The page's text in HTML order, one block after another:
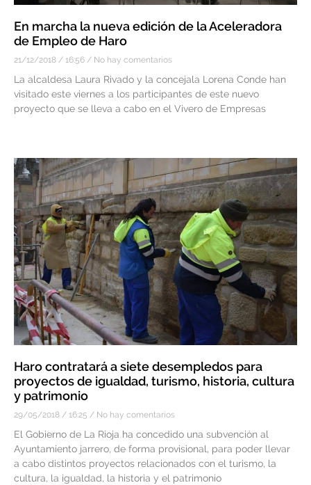
En marcha la nueva edición de la Aceleradora
de Empleo de Haro
21/12/2018 16:56 No hay comentarios
La alcaldesa Laura Rivado y la concejala Lorena Conde han
visitado este viernes a los participantes de este nuevo
proyecto que se lleva a cabo en el Vivero de Empresas
Haro contratará a siete desempledos para
proyectos de igualdad, turismo, historia, cultura
y patrimonio
29/05/2018 16:25 No hay comentarios
El Gobierno de La Rioja ha concedido una subvención al
Ayuntamiento jarrero, de forma provisional, para poder llevar
a cabo distintos proyectos relacionados con el turismo, la
cultura, la igualdad, la historia y el patrimonio